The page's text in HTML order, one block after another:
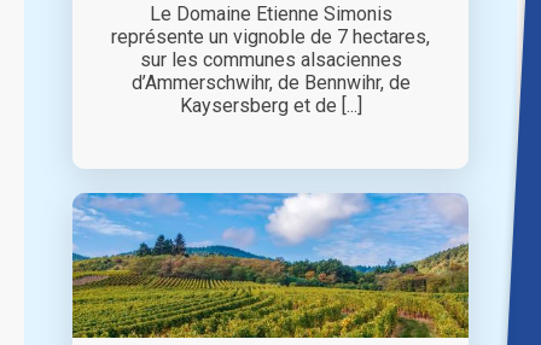
Le Domaine Etienne Simonis
représente un vignoble de 7 hectares,
sur les communes alsaciennes
d’Ammerschwihr, de Bennwihr, de
Kaysersberg et de [...]